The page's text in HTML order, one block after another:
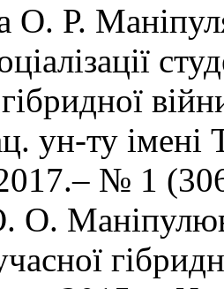
О. Р.
ун-ту імені
№ 1
О.